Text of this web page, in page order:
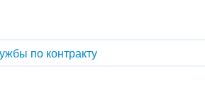
по контракту